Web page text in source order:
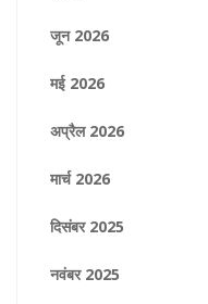
जून 2026
मई 2026
अप्रैल 2026
मार्च 2026
दिसंबर 2025
नवंबर 2025